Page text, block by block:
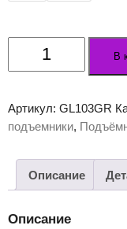
Количество
товара
лифт
GL103GR
Серый)
В
Артикул: GL103GR
подъемники,
Описание
Описание